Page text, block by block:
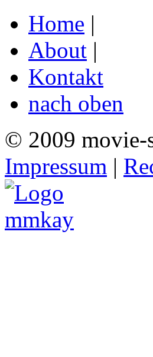
Home |
About |
Kontakt
nach oben
© 2009 movie-
Impressum |